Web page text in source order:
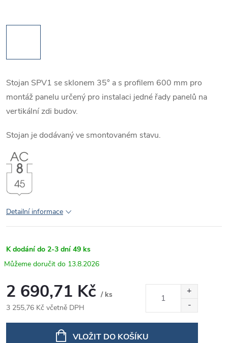
Stojan SPV1 se sklonem 35° a s profilem 600 mm pro
montáž panelu určený pro instalaci jedné řady panelů na
vertikální zdi budov.
Stojan je dodávaný ve smontovaném stavu.
Detailní informace
K dodání do 2-3 dní 49 ks
13.8.2026
2 690,71 Kč / ks
3 255,76 Kč včetně DPH
VLOŽIT DO KOŠÍKU